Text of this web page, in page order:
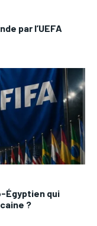
par l’UEFA
Égyptien qui
?